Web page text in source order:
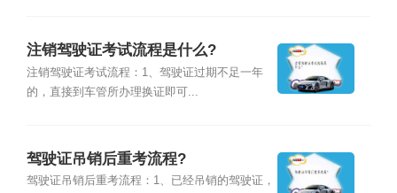
注销驾驶证考试流程是什么?
注销驾驶证考试流程：1、驾驶证过期不足一年
的，直接到车管所办理换证即可...
驾驶证吊销后重考流程?
驾驶证吊销后重考流程：1、已经吊销的驾驶证，